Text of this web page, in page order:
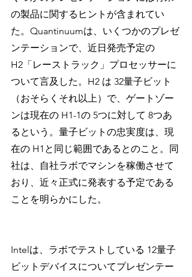
の製品に関するヒントが含まれてい
た。Quantinuumは、いくつかのプレゼ
ンテーションで、近日発売予定の
H2「レーストラック」プロセッサーに
ついて言及した。H2 は 32量子ビット
（おそらくそれ以上）で、ゲートゾー
ンは現在の H1-1の 5つに対して 8つあ
るという。量子ビットの忠実度は、現
在の H1と同じ範囲であるとのこと。同
社は、自社ラボでマシンを稼働させて
おり、近々正式に発表する予定である
ことを明らかにした。
Intelは、ラボでテストしている 12量子
ビットデバイスについてプレゼンテー